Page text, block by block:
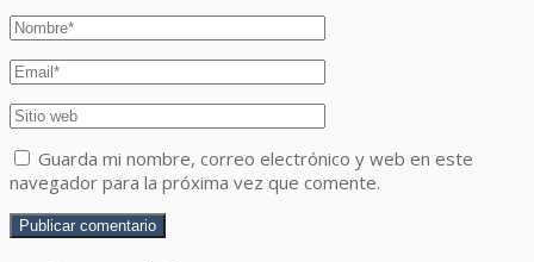
Guarda mi nombre, correo electrónico y web en este
navegador para la próxima vez que comente.